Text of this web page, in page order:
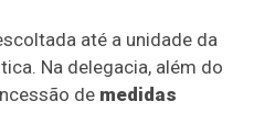
até a unidade da
Na delegacia, além do
de medidas